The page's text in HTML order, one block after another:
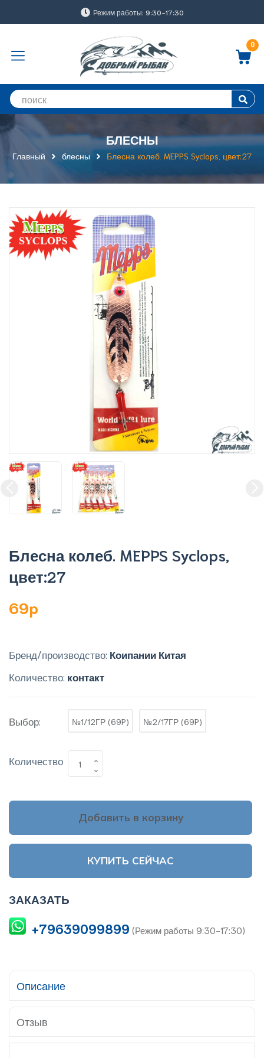
Режим работы: 9:30-17:30
0
БЛЕСНЫ
Главный блесны Блесна колеб. MEPPS Syclops, цвет:27
Блесна колеб. MEPPS Syclops,
цвет:27
69p
Бренд/производство: Коипании Китая
Количество: контакт
Выбор: №1/12ГР (69P) №2/17ГР (69P)
Количество
Добавить в корзину
КУПИТЬ СЕЙЧАС
ЗАКАЗАТЬ
+79639099899 (Режим работы 9:30-17:30)
Описание
Отзыв